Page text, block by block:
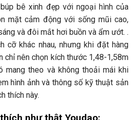
bê xinh đẹp với ngoại hình của
mặt cảm động với sống mũi cao,
và đôi mắt hơi buồn và ẩm ướt. .
cỡ khác nhau, nhưng khi đặt hàng
chỉ nên chọn kích thước 1,48-1,58m
mang theo và không thoải mái khi
hình ảnh và thông số kỹ thuật sản
thích này.